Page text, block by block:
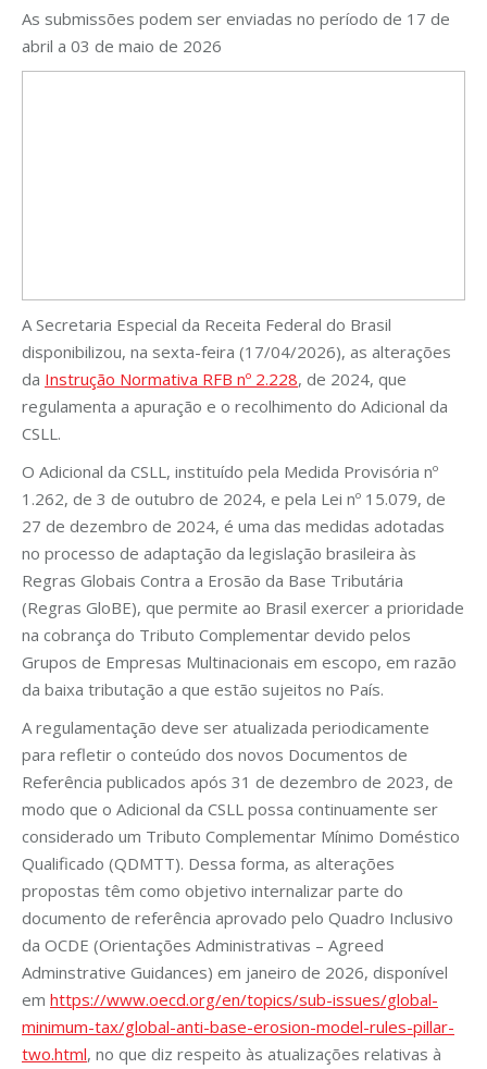
As submissões podem ser enviadas no período de 17 de
abril a 03 de maio de 2026
A Secretaria Especial da Receita Federal do Brasil
disponibilizou, na sexta-feira (17/04/2026), as alterações
da Instrução Normativa RFB nº 2.228, de 2024, que
regulamenta a apuração e o recolhimento do Adicional da
CSLL.
O Adicional da CSLL, instituído pela Medida Provisória nº
1.262, de 3 de outubro de 2024, e pela Lei nº 15.079, de
27 de dezembro de 2024, é uma das medidas adotadas
no processo de adaptação da legislação brasileira às
Regras Globais Contra a Erosão da Base Tributária
(Regras GloBE), que permite ao Brasil exercer a prioridade
na cobrança do Tributo Complementar devido pelos
Grupos de Empresas Multinacionais em escopo, em razão
da baixa tributação a que estão sujeitos no País.
A regulamentação deve ser atualizada periodicamente
para refletir o conteúdo dos novos Documentos de
Referência publicados após 31 de dezembro de 2023, de
modo que o Adicional da CSLL possa continuamente ser
considerado um Tributo Complementar Mínimo Doméstico
Qualificado (QDMTT). Dessa forma, as alterações
propostas têm como objetivo internalizar parte do
documento de referência aprovado pelo Quadro Inclusivo
da OCDE (Orientações Administrativas – Agreed
Adminstrative Guidances) em janeiro de 2026, disponível
em https://www.oecd.org/en/topics/sub-issues/global-
minimum-tax/global-anti-base-erosion-model-rules-pillar-
two.html, no que diz respeito às atualizações relativas à